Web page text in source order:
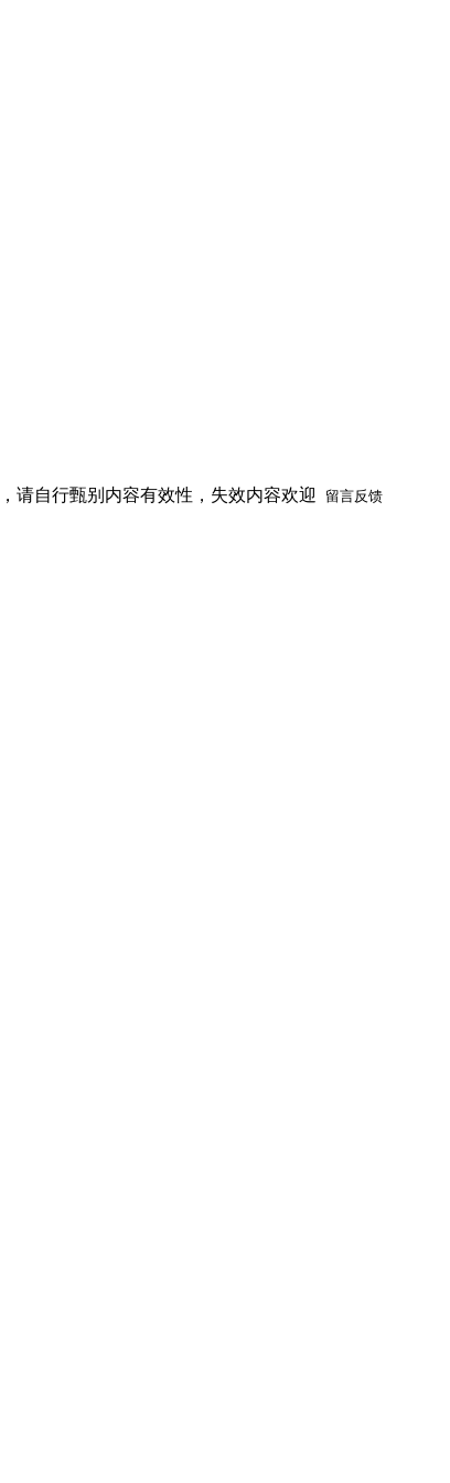
，请自行甄别内容有效性，失效内容欢迎 留言反馈